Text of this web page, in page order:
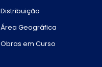
Distribuição
Área Geográfica
Obras em Curso